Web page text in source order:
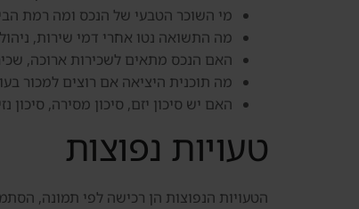
מי השוכר הטבעי של הנכס ומה רמת
מה התשואה נטו אחרי דמי שירות,
האם הנכס מתאים לשכירות ארוכה,
מה תוכנית היציאה אם רוצים למכור
האם יש סיכון יזם, סיכון מסירה, סיכון
טעויות נפוצות
הטעויות הנפוצות הן רכישה לפי תמונה,